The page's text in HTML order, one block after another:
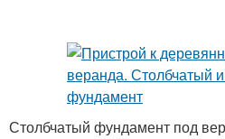
Столбчатый фундамент под